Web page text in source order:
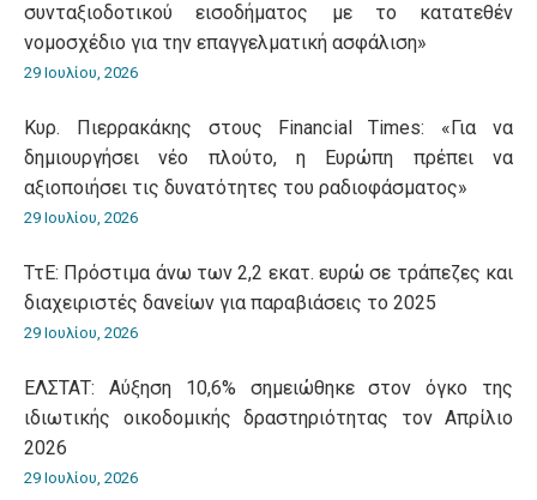
συνταξιοδοτικού εισοδήματος με το κατατεθέν
νομοσχέδιο για την επαγγελματική ασφάλιση»
29 Ιουλίου, 2026
Κυρ. Πιερρακάκης στους Financial Times: «Για να
δημιουργήσει νέο πλούτο, η Ευρώπη πρέπει να
αξιοποιήσει τις δυνατότητες του ραδιοφάσματος»
29 Ιουλίου, 2026
ΤτΕ: Πρόστιμα άνω των 2,2 εκατ. ευρώ σε τράπεζες και
διαχειριστές δανείων για παραβιάσεις το 2025
29 Ιουλίου, 2026
ΕΛΣΤΑΤ: Αύξηση 10,6% σημειώθηκε στον όγκο της
ιδιωτικής οικοδομικής δραστηριότητας τον Απρίλιο
2026
29 Ιουλίου, 2026